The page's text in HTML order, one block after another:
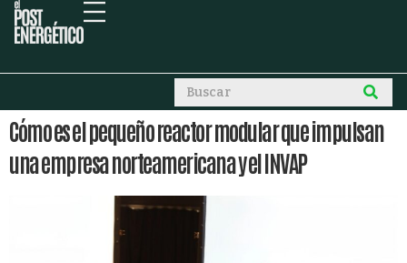
Cómo es el pequeño reactor modular que impulsan
una empresa norteamericana y el INVAP